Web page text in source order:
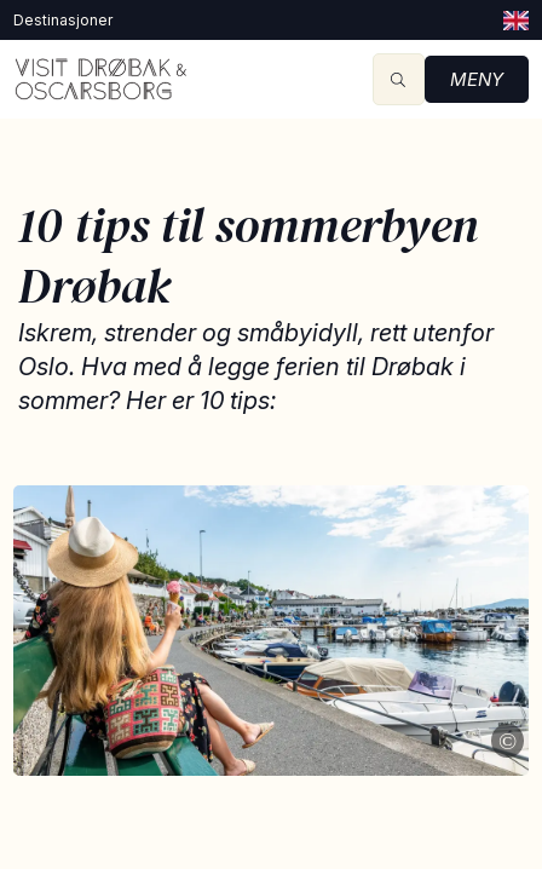
Destinasjoner
MENY
10 tips til sommerbyen
Drøbak
Iskrem, strender og småbyidyll, rett utenfor
Oslo. Hva med å legge ferien til Drøbak i
sommer? Her er 10 tips:
©